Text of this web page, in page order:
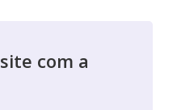
com a